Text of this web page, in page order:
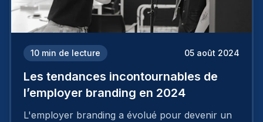
10 min de lecture 05 août 2024
Les tendances incontournables de
l’employer branding en 2024
L'employer branding a évolué pour devenir un